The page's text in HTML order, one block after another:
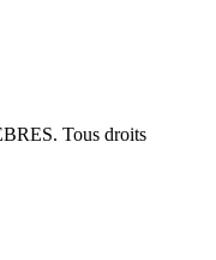
Tous droits